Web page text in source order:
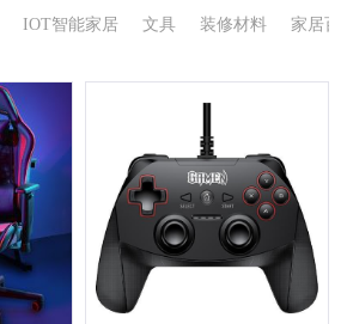
IOT智能家居 文具 装修材料 家居百